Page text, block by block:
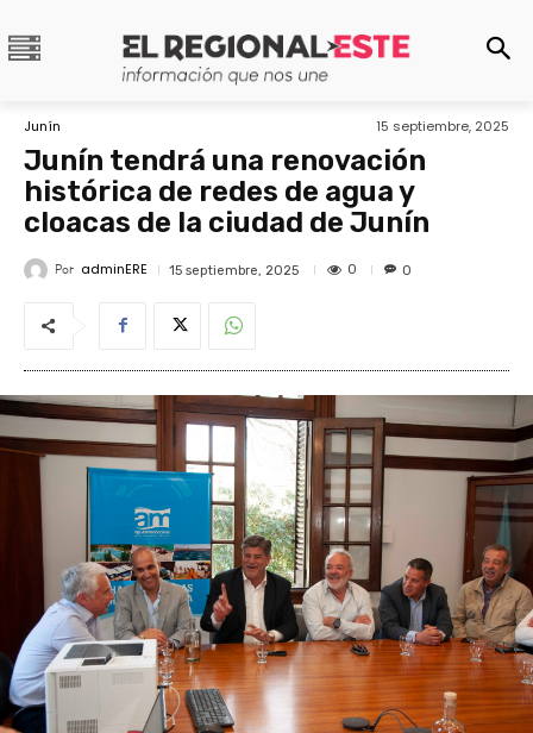
Junín 15 septiembre, 2025
Junín tendrá una renovación
histórica de redes de agua y
cloacas de la ciudad de Junín
Por adminERE 15 septiembre, 2025 0 0